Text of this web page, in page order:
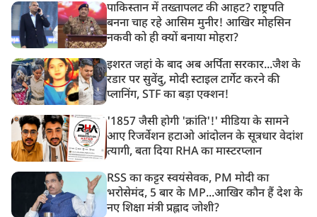
पाकिस्तान में तख्तापलट की आहट? राष्ट्रपति
बनना चाह रहे आसिम मुनीर! आखिर मोहसिन
नकवी को ही क्यों बनाया मोहरा?
इशरत जहां के बाद अब अर्पिता सरकार...जैश के
रडार पर सुवेंदु, मोदी स्टाइल टार्गेट करने की
प्लानिंग, STF का बड़ा एक्शन!
'1857 जैसी होगी 'क्रांति'!' मीडिया के सामने
आए रिजर्वेशन हटाओ आंदोलन के सूत्रधार वेदांश
त्यागी, बता दिया RHA का मास्टरप्लान
RSS का कट्टर स्वयंसेवक, PM मोदी का
भरोसेमंद, 5 बार के MP...आखिर कौन हैं देश के
नए शिक्षा मंत्री प्रह्लाद जोशी?